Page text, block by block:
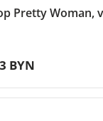
Pretty Woman,
BYN